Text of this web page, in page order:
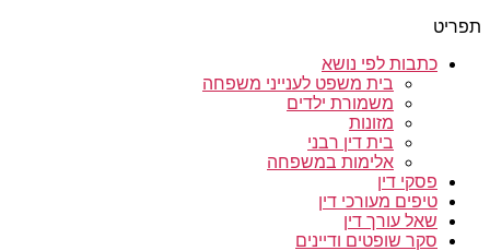
תפריט
כתבות לפי נושא
בית משפט לענייני משפחה
משמורת ילדים
מזונות
בית דין רבני
אלימות במשפחה
פסקי דין
טיפים מעורכי דין
שאל עורך דין
סקר שופטים ודיינים